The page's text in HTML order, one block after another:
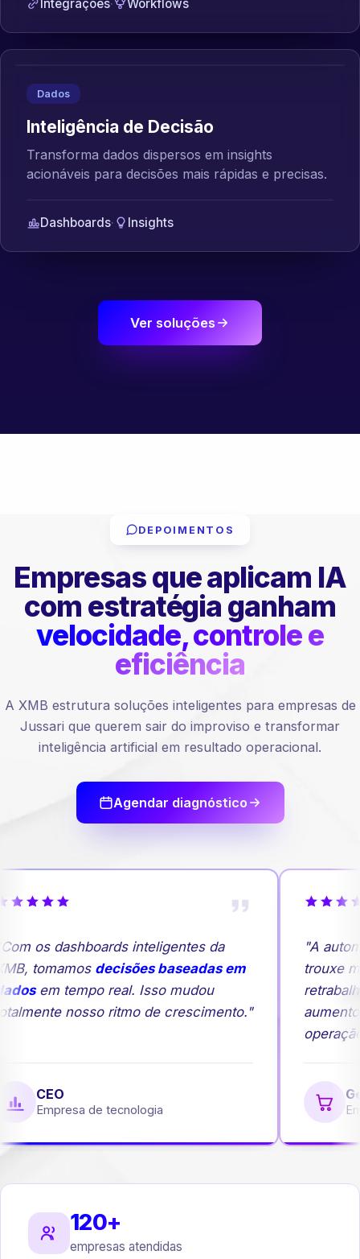
Integrações· Workflows
Dados
Inteligência de Decisão
Transforma dados dispersos em insights
acionáveis para decisões mais rápidas e precisas.
Dashboards· Insights
Ver soluções
DEPOIMENTOS
Empresas que aplicam IA
com estratégia ganham
velocidade, controle e
eficiência
A XMB estrutura soluções inteligentes para empresas de
Jussari que querem sair do improviso e transformar
inteligência artificial em resultado operacional.
Agendar diagnóstico
os dashboards inteligentes da
tomamosdecisões baseadas em
em tempo real. Isso mudou
nosso ritmo de crescimento."
CEO
Empresa de tecnologia
"A
trouxe
aumento
120+
empresas atendidas